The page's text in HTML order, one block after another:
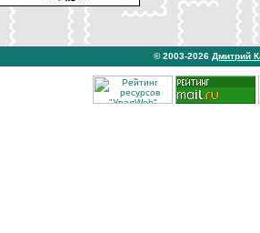
© 2003-2026 Дмитрий